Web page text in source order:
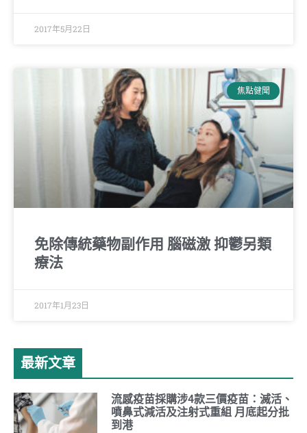
2017年5月22日
焦點健聞
免除傳統藥物副作用 腦磁激 抑鬱另類
療法
2017年1月23日
最新文章
流感疫苗採購涉4款三價疫苗：滅活、
噴鼻式減活及注射式重組 月底起分批
到港